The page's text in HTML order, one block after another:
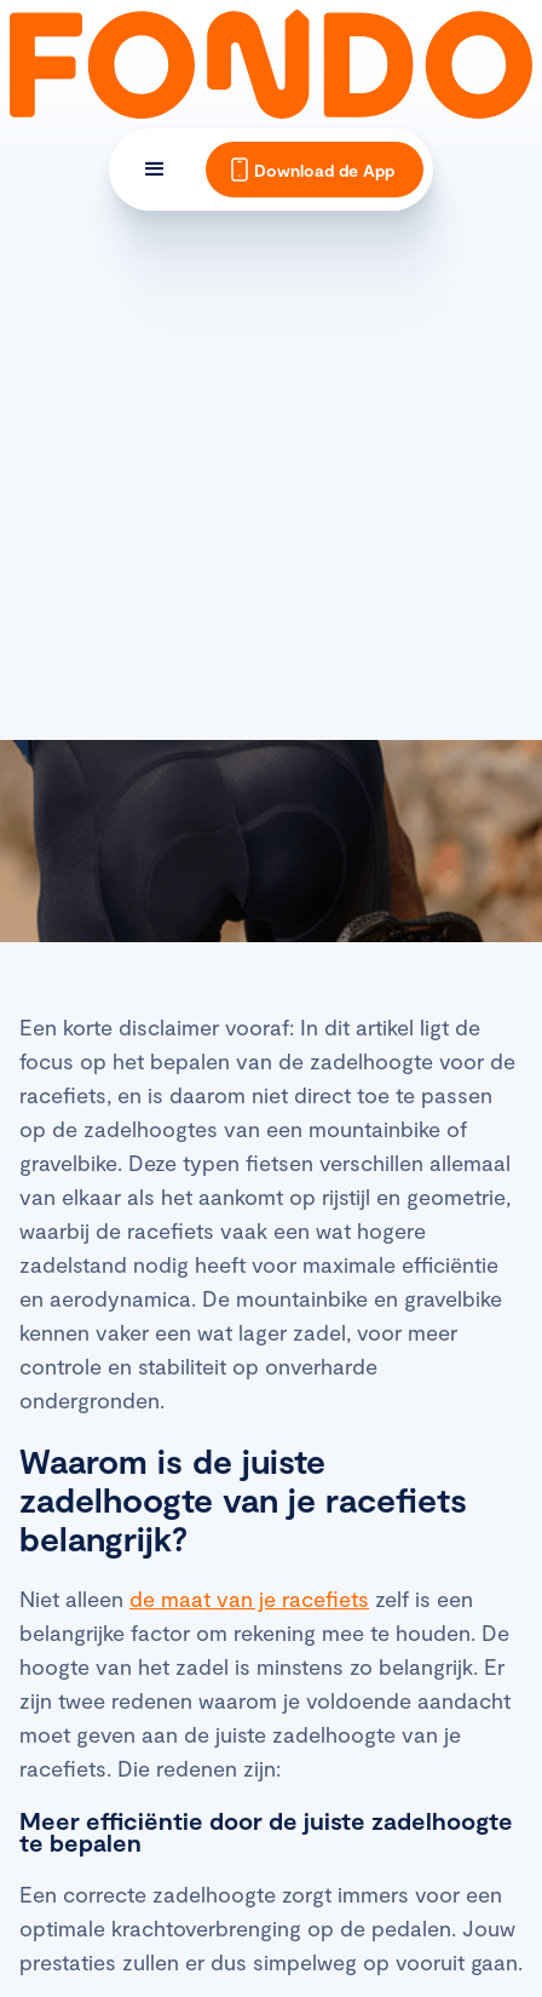
Download de App
Een korte disclaimer vooraf: In dit artikel ligt de
focus op het bepalen van de zadelhoogte voor de
racefiets, en is daarom niet direct toe te passen
op de zadelhoogtes van een mountainbike of
gravelbike. Deze typen fietsen verschillen allemaal
van elkaar als het aankomt op rijstijl en geometrie,
waarbij de racefiets vaak een wat hogere
zadelstand nodig heeft voor maximale efficiëntie
en aerodynamica. De mountainbike en gravelbike
kennen vaker een wat lager zadel, voor meer
controle en stabiliteit op onverharde
ondergronden.
Waarom is de juiste
zadelhoogte van je racefiets
belangrijk?
Niet alleen de maat van je racefiets zelf is een
belangrijke factor om rekening mee te houden. De
hoogte van het zadel is minstens zo belangrijk. Er
zijn twee redenen waarom je voldoende aandacht
moet geven aan de juiste zadelhoogte van je
racefiets. Die redenen zijn:
Meer efficiëntie door de juiste zadelhoogte
te bepalen
Een correcte zadelhoogte zorgt immers voor een
optimale krachtoverbrenging op de pedalen. Jouw
prestaties zullen er dus simpelweg op vooruit gaan.